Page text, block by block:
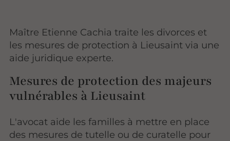
Maître Etienne Cachia traite les divorces et
les mesures de protection à Lieusaint via une
aide juridique experte.
Mesures de protection des majeurs
vulnérables à Lieusaint
L'avocat aide les familles à mettre en place
des mesures de tutelle ou de curatelle pour